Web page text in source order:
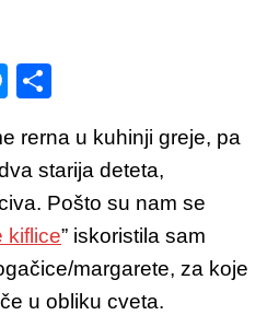
M
ss
e
n
g
er
ar
e
rerna u kuhinji greje, pa
starija deteta,
Pošto su nam se
kiflice” iskoristila sam
margarete, za koje
u obliku cveta.